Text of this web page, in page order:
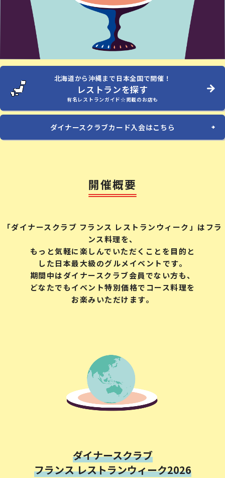
北海道から沖縄まで日本全国で開催！
レストランを探す
有名レストランガイド☆掲載のお店も
ダイナースクラブカード入会はこちら
開催概要
「ダイナースクラブ フランス レストランウィーク」はフラ
ンス料理を、
もっと気軽に楽しんでいただくことを目的と
した日本最大級のグルメイベントです。
期間中はダイナースクラブ会員でない方も、
どなたでもイベント特別価格でコース料理を
お楽みいただけます。
ダイナースクラブ
フランス レストランウィーク2026